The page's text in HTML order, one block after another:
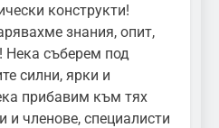
конструкти!
знания, опит,
Нека съберем под
силни, ярки и
прибавим към тях
и членове, специалисти